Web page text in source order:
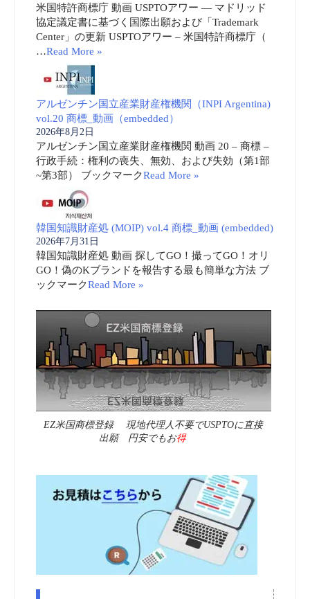
米国特許商標庁 動画 USPTOアワー ― マドリッド
協定議定書に基づく国際出願および「Trademark
Center」の更新 USPTOアワー – 米国特許商標庁（
…Read More »
アルゼンチン国立産業財産権機関（INPI Argentina)
vol.20 商標_動画（embedded）
2026年8月2日
アルゼンチン国立産業財産権機関 動画 20 – 商標 –
行政手続：権利の喪失、無効、および失効（第1部
~第3部） ブックマークRead More »
韓国知識財産処 (MOIP) vol.4 商標_動画 (embedded)
2026年7月31日
韓国知識財産処 動画 探してGO！撮ってGO！オリ
GO！偽のKブランドを報告する最も簡単な方法 ブ
ックマークRead More »
EZ米国商標登録 現地代理人不要でUSPTOに直接
出願 円安でもお得